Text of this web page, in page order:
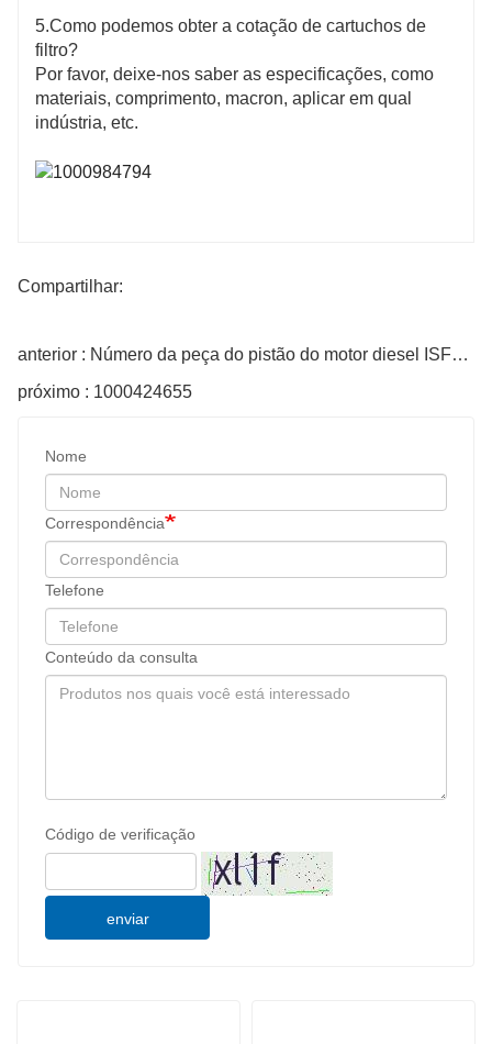
5.Como podemos obter a cotação de cartuchos de
filtro?
Por favor, deixe-nos saber as especificações, como
materiais, comprimento, macron, aplicar em qual
indústria, etc.
Compartilhar:
anterior : Número da peça do pistão do motor diesel ISF38 612600030072
próximo : 1000424655
Nome
Correspondência
Telefone
Conteúdo da consulta
Código de verificação
enviar